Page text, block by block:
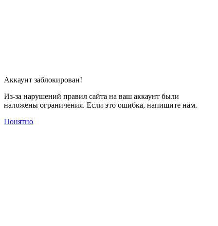
Аккаунт заблокирован!
Из-за нарушений правил сайта на ваш аккаунт были
наложены ограничения. Если это ошибка, напишите нам.
Понятно